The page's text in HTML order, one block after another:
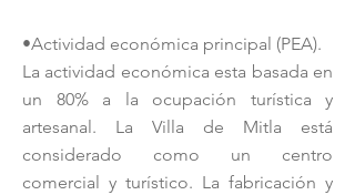
•Actividad económica principal (PEA).
La actividad económica esta basada en
un 80% a la ocupación turística y
artesanal. La Villa de Mitla está
considerado como un centro
comercial y turístico. La fabricación y